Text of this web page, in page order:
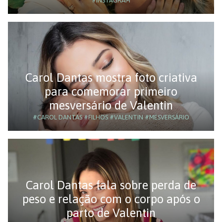
Carol Dantas mostra foto criativa
para comemorar primeiro
mesversário de Valentin
#CAROL DANTAS#FILHOS #VALENTIN#MESVERSÁRIO
Carol Dantas fala sobre perda de
peso e relação com o corpo após o
parto de Valentin